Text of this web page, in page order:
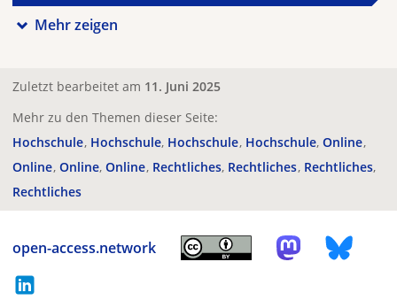
Mehr zeigen
Zuletzt bearbeitet am 11. Juni 2025
Mehr zu den Themen dieser Seite:
Hochschule Hochschule Hochschule Hochschule Online
Online Online Online Rechtliches Rechtliches Rechtliches
Rechtliches
open-access.network